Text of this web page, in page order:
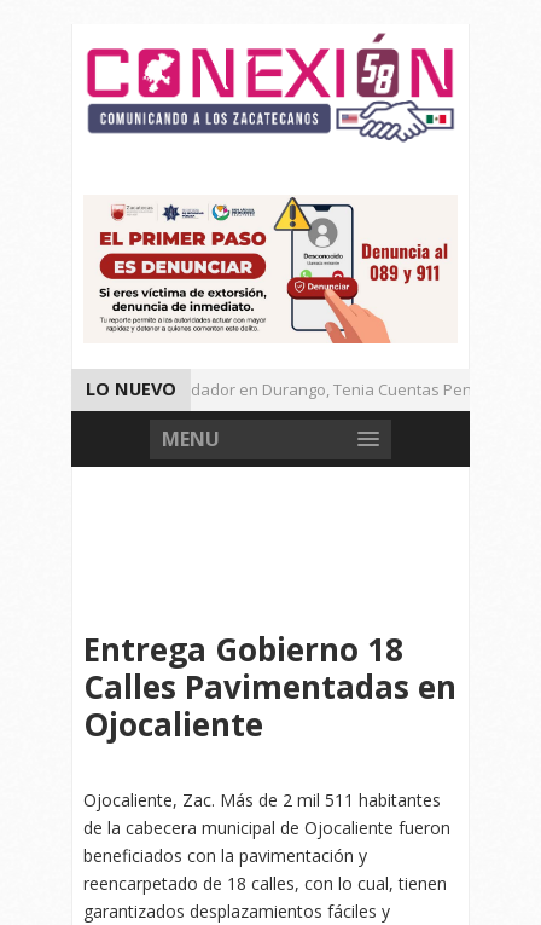
LO NUEVO
Detienen a Defraudador en Durango, Tenia Cuentas Pendientes en
Presenta Presidenta Sheinbaum, 10 Acciones Para Explotación de
MENU
Entrega Gobierno 18
Calles Pavimentadas en
Ojocaliente
Ojocaliente, Zac. Más de 2 mil 511 habitantes
de la cabecera municipal de Ojocaliente fueron
beneficiados con la pavimentación y
reencarpetado de 18 calles, con lo cual, tienen
garantizados desplazamientos fáciles y